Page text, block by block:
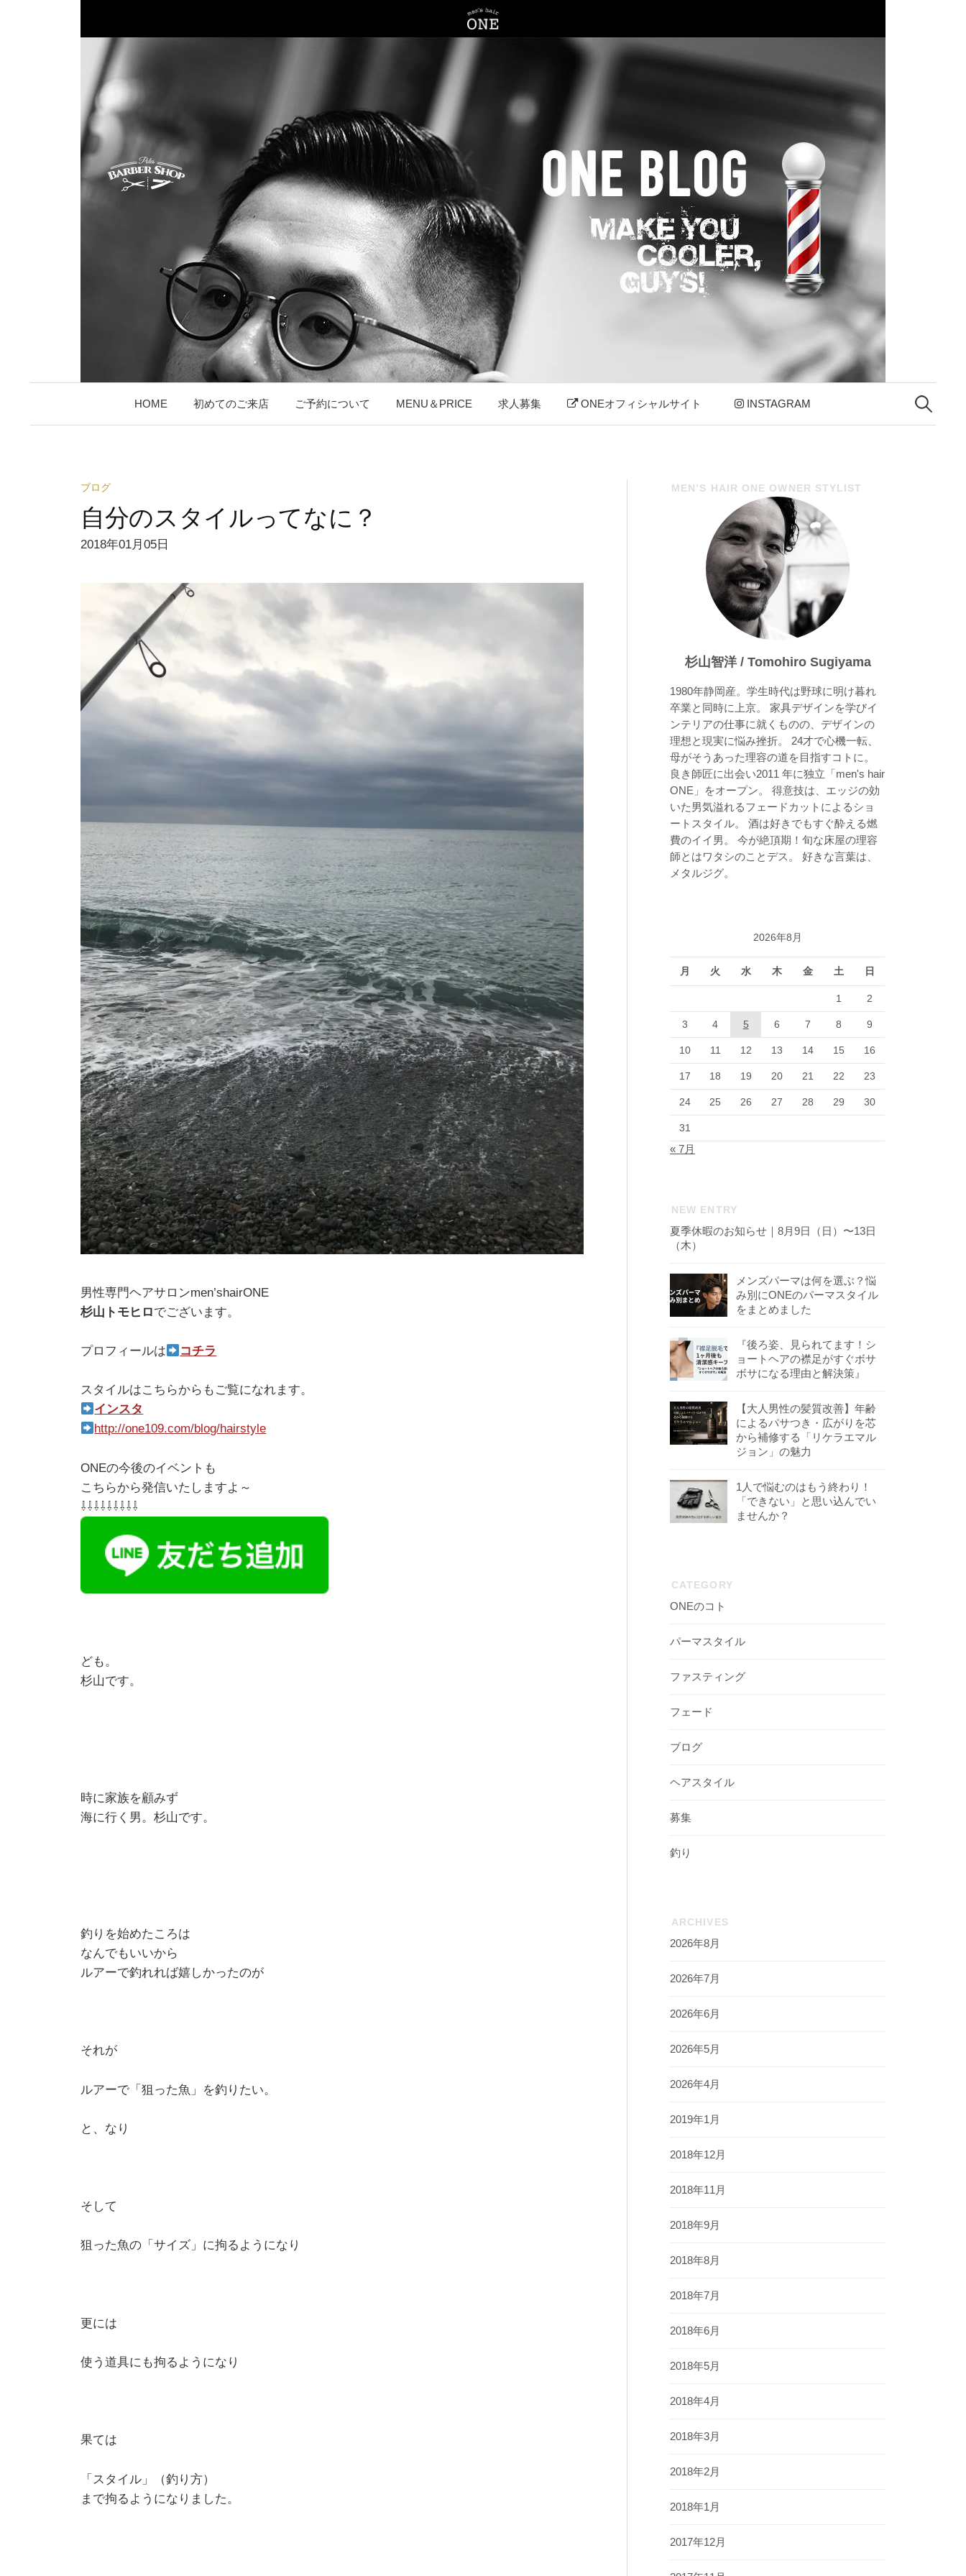
HOME 初めてのご来店 ご予約について MENU＆PRICE 求人募集 ONEオフィシャルサイト INSTAGRAM 検
ブログ
自分のスタイルってなに？
2018年01月05日
男性専門ヘアサロンmen’shairONE
杉山トモヒロでございます。
プロフィールは コチラ
スタイルはこちらからもご覧になれます。
インスタ
http://one109.com/blog/hairstyle
ONEの今後のイベントも
こちらから発信いたしますよ～
⇩⇩⇩⇩⇩⇩⇩⇩⇩
ども。
杉山です。
時に家族を顧みず
海に行く男。杉山です。
釣りを始めたころは
なんでもいいから
ルアーで釣れれば嬉しかったのが
それが
ルアーで「狙った魚」を釣りたい。
と、なり
そして
狙った魚の「サイズ」に拘るようになり
更には
使う道具にも拘るようになり
果ては
「スタイル」（釣り方）
まで拘るようになりました。
MEN’S HAIR ONE OWNER STYLIST
杉山智洋 / Tomohiro Sugiyama
1980年静岡産。学生時代は野球に明け暮れ
卒業と同時に上京。 家具デザインを学びイ
ンテリアの仕事に就くものの、デザインの
理想と現実に悩み挫折。 24才で心機一転、
母がそうあった理容の道を目指すコトに。
良き師匠に出会い2011 年に独立「men's hair
ONE」をオープン。 得意技は、エッジの効
いた男気溢れるフェードカットによるショ
ートスタイル。 酒は好きでもすぐ酔える燃
費のイイ男。 今が絶頂期！旬な床屋の理容
師とはワタシのことデス。 好きな言葉は、
メタルジグ。
2026年8月
月 火 水 木 金 土 日
1 2
3 4 5 6 7 8 9
10 11 12 13 14 15 16
17 18 19 20 21 22 23
24 25 26 27 28 29 30
31
« 7月
NEW ENTRY
夏季休暇のお知らせ｜8月9日（日）〜13日
（木）
メンズパーマは何を選ぶ？悩
み別にONEのパーマスタイル
をまとめました
『後ろ姿、見られてます！シ
ョートヘアの襟足がすぐボサ
ボサになる理由と解決策』
【大人男性の髪質改善】年齢
によるパサつき・広がりを芯
から補修する「リケラエマル
ジョン」の魅力
1人で悩むのはもう終わり！
「できない」と思い込んでい
ませんか？
CATEGORY
ONEのコト
パーマスタイル
ファスティング
フェード
ブログ
ヘアスタイル
募集
釣り
ARCHIVES
2026年8月
2026年7月
2026年6月
2026年5月
2026年4月
2019年1月
2018年12月
2018年11月
2018年9月
2018年8月
2018年7月
2018年6月
2018年5月
2018年4月
2018年3月
2018年2月
2018年1月
2017年12月